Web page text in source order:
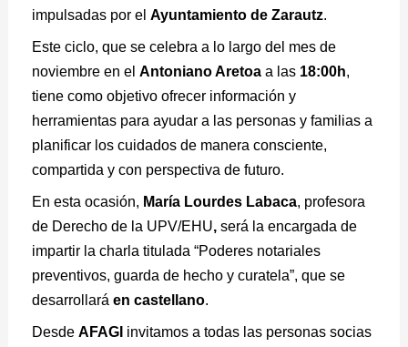
impulsadas por elAyuntamiento de Zarautz.
Este ciclo, que se celebra a lo largo del mes de
noviembre en elAntoniano Aretoaa las 18:00h,
tiene como objetivo ofrecer información y
herramientas para ayudar a las personas y familias a
planificar los cuidados de manera consciente,
compartida y con perspectiva de futuro.
En esta ocasión, María Lourdes Labaca, profesora
de Derecho de la UPV/EHU,será la encargada de
impartir la charla titulada “Poderes notariales
preventivos, guarda de hecho y curatela”, que se
desarrollaráen castellano.
DesdeAFAGI invitamos a todas las personas socias